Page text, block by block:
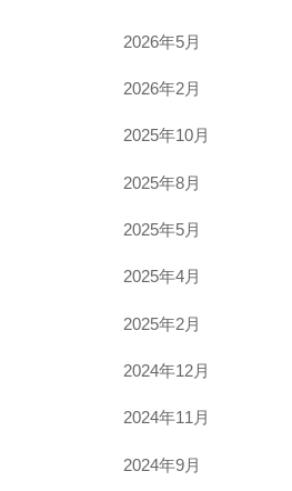
2026年5月
2026年2月
2025年10月
2025年8月
2025年5月
2025年4月
2025年2月
2024年12月
2024年11月
2024年9月